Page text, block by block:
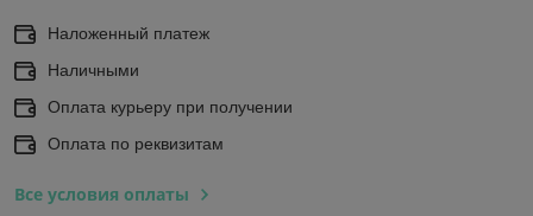
Наложенный платеж
Наличными
Оплата курьеру при получении
Оплата по реквизитам
Все условия оплаты